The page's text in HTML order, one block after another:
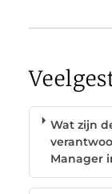
Wat zijn
Manager